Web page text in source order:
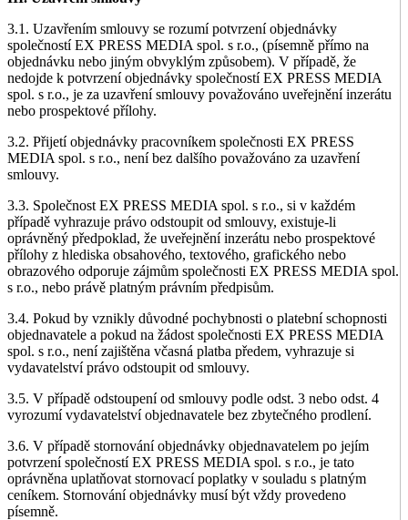
3.1. Uzavřením smlouvy se rozumí potvrzení objednávky
společností EX PRESS MEDIA spol. s r.o., (písemně přímo na
objednávku nebo jiným obvyklým způsobem). V případě, že
nedojde k potvrzení objednávky společností EX PRESS MEDIA
spol. s r.o., je za uzavření smlouvy považováno uveřejnění inzerátu
nebo prospektové přílohy.
3.2. Přijetí objednávky pracovníkem společnosti EX PRESS
MEDIA spol. s r.o., není bez dalšího považováno za uzavření
smlouvy.
3.3. Společnost EX PRESS MEDIA spol. s r.o., si v každém
případě vyhrazuje právo odstoupit od smlouvy, existuje-li
oprávněný předpoklad, že uveřejnění inzerátu nebo prospektové
přílohy z hlediska obsahového, textového, grafického nebo
obrazového odporuje zájmům společnosti EX PRESS MEDIA spol.
s r.o., nebo právě platným právním předpisům.
3.4. Pokud by vznikly důvodné pochybnosti o platební schopnosti
objednavatele a pokud na žádost společnosti EX PRESS MEDIA
spol. s r.o., není zajištěna včasná platba předem, vyhrazuje si
vydavatelství právo odstoupit od smlouvy.
3.5. V případě odstoupení od smlouvy podle odst. 3 nebo odst. 4
vyrozumí vydavatelství objednavatele bez zbytečného prodlení.
3.6. V případě stornování objednávky objednavatelem po jejím
potvrzení společností EX PRESS MEDIA spol. s r.o., je tato
oprávněna uplatňovat stornovací poplatky v souladu s platným
ceníkem. Stornování objednávky musí být vždy provedeno
písemně.